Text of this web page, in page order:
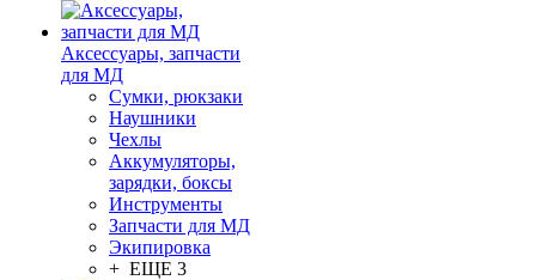
Аксессуары, запчасти
для МД
Сумки, рюкзаки
Наушники
Чехлы
Аккумуляторы,
зарядки, боксы
Инструменты
Запчасти для МД
Экипировка
+ ЕЩЕ 3